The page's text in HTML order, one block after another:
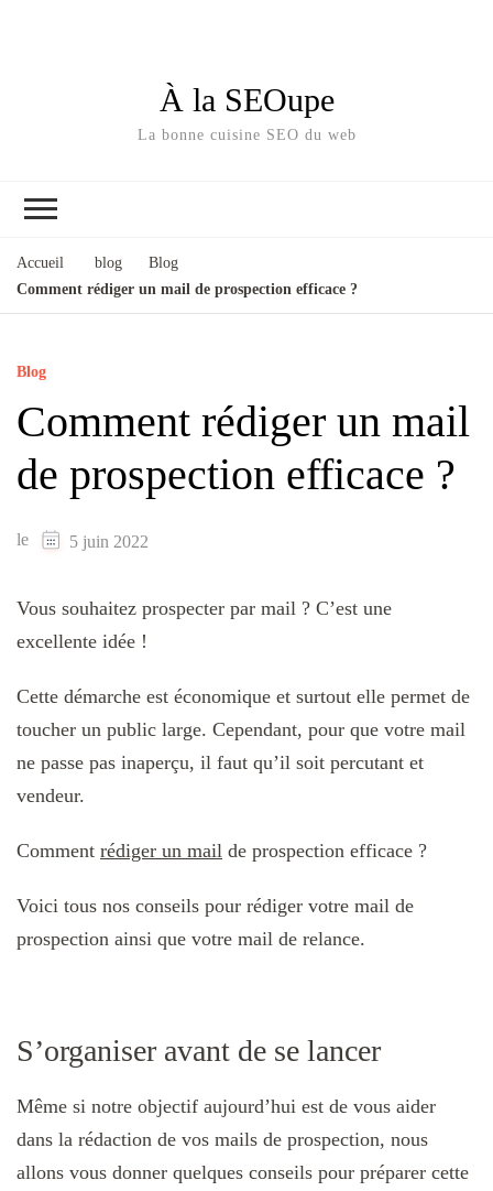
À la SEOupe
La bonne cuisine SEO du web
Accueil blog
Blog
Comment rédiger un mail de prospection efficace ?
Blog
Comment rédiger un mail
de prospection efficace ?
le 5 juin 2022
Vous souhaitez prospecter par mail ? C’est une
excellente idée !
Cette démarche est économique et surtout elle permet de
toucher un public large. Cependant, pour que votre mail
ne passe pas inaperçu, il faut qu’il soit percutant et
vendeur.
Comment rédiger un mail de prospection efficace ?
Voici tous nos conseils pour rédiger votre mail de
prospection ainsi que votre mail de relance.
S’organiser avant de se lancer
Même si notre objectif aujourd’hui est de vous aider
dans la rédaction de vos mails de prospection, nous
allons vous donner quelques conseils pour préparer cette